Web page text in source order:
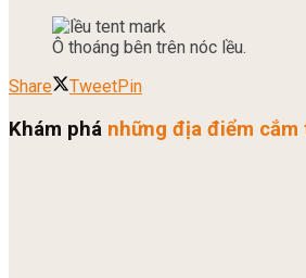
Ô thoáng bên trên nóc lều.
Share
TweetPin
Khám phá những địa điểm cắm